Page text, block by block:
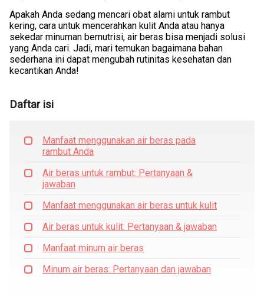
Apakah Anda sedang mencari obat alami untuk rambut
kering, cara untuk mencerahkan kulit Anda atau hanya
sekedar minuman bernutrisi, air beras bisa menjadi solusi
yang Anda cari. Jadi, mari temukan bagaimana bahan
sederhana ini dapat mengubah rutinitas kesehatan dan
kecantikan Anda!
Daftar isi
Manfaat menggunakan air beras pada
rambut Anda
Air beras untuk rambut: Pertanyaan &
jawaban
Manfaat menggunakan air beras untuk kulit
Air beras untuk kulit: Pertanyaan & jawaban
Manfaat minum air beras
Minum air beras: Pertanyaan dan jawaban